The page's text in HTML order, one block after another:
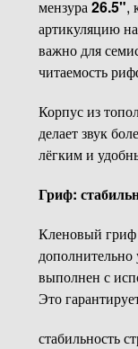
мензура26.5",
артикуляцию
важно для
читаемость
Корпус из
делает звук
лёгким и
Гриф:
Кленовый
выполнен с
Это
стабильность